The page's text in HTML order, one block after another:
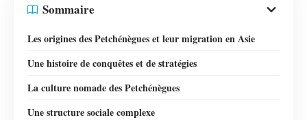
Sommaire
Les origines des Petchénègues et leur migration en Asie
Une histoire de conquêtes et de stratégies
La culture nomade des Petchénègues
Une structure sociale complexe